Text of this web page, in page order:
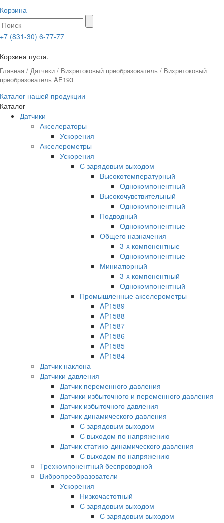
Корзина
+7 (831-30) 6-77-77
Корзина пуста.
Главная / Датчики / Вихретоковый преобразователь / Вихретоковый
преобразователь AE193
Каталог нашей продукции
Каталог
Датчики
Акселераторы
Ускорения
Акселерометры
Ускорения
С зарядовым выходом
Высокотемпературный
Однокомпонентный
Высокочувствительный
Однокомпонентный
Подводный
Однокомпонентные
Общего назначения
3-x компонентные
Однокомпонентные
Миниатюрный
3-x компонентный
Однокомпонентный
Промышленные акселерометры
AP1589
AP1588
AP1587
AP1586
AP1585
AP1584
Датчик наклона
Датчики давления
Датчик переменного давления
Датчики избыточного и переменного давления
Датчик избыточного давления
Датчик динамического давления
С зарядовым выходом
С выходом по напряжению
Датчик статико-динамического давления
С выходом по напряжению
Трехкомпонентный беспроводной
Вибропреобразователи
Ускорения
Низкочастотный
С зарядовым выходом
С зарядовым выходом